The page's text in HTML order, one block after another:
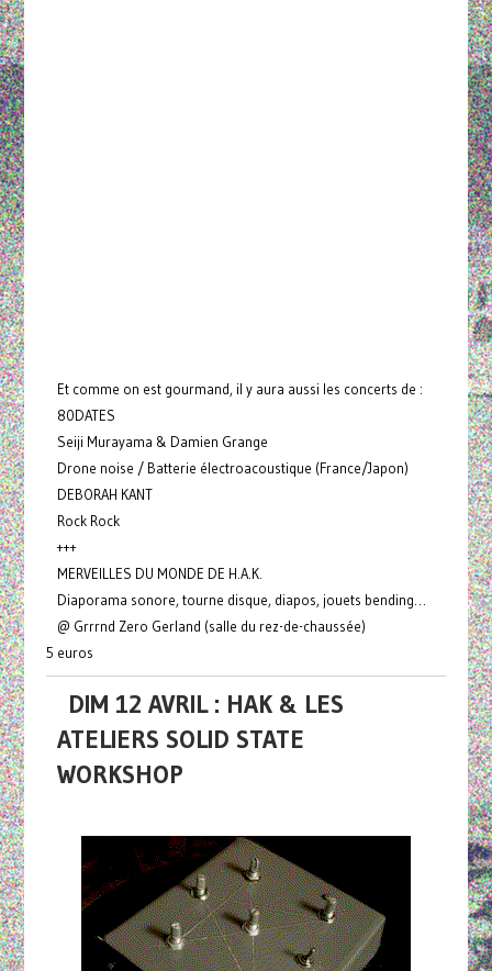
Et comme on est gourmand, il y aura aussi les concerts de :
80DATES
Seiji Murayama & Damien Grange
Drone noise / Batterie électroacoustique (France/Japon)
DEBORAH KANT
Rock Rock
+++
MERVEILLES DU MONDE DE H.A.K.
Diaporama sonore, tourne disque, diapos, jouets bending…
@ Grrrnd Zero Gerland (salle du rez-de-chaussée)
5 euros
DIM 12 AVRIL : HAK & LES
ATELIERS SOLID STATE
WORKSHOP